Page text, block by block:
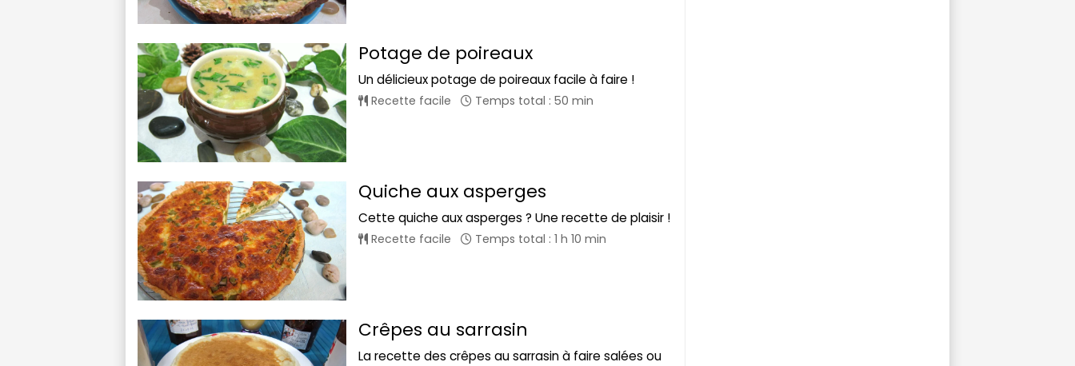
Potage de poireaux
Un délicieux potage de poireaux facile à faire !
Recette facile Temps total : 50 min
Quiche aux asperges
Cette quiche aux asperges ? Une recette de plaisir !
Recette facile Temps total : 1 h 10 min
Crêpes au sarrasin
La recette des crêpes au sarrasin à faire salées ou